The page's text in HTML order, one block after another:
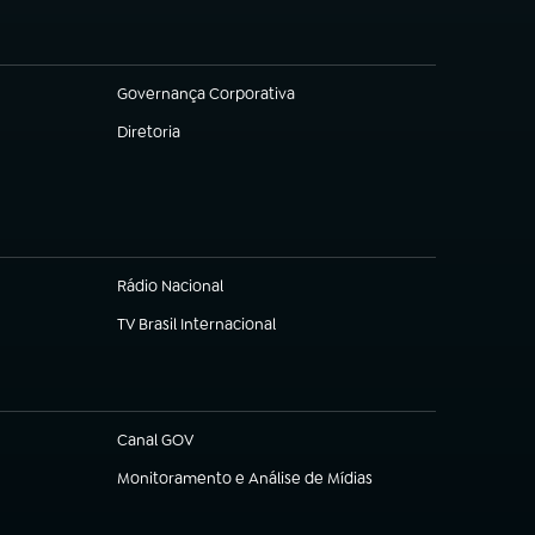
Governança Corporativa
(abre em nova aba)
Diretoria
(abre em nova aba)
Rádio Nacional
TV Brasil Internacional
(abre em nova aba)
Canal GOV
(abre em nova aba)
Monitoramento e Análise de Mídias
(abre em nova aba)